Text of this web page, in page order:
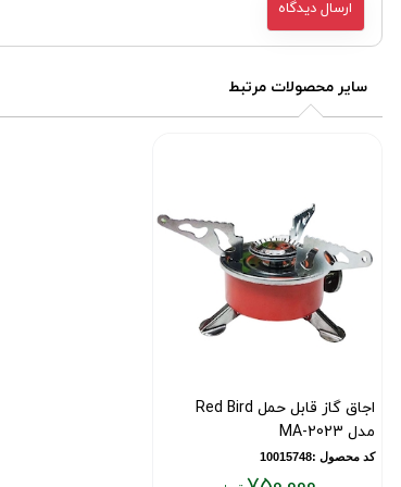
سایر محصولات مرتبط
اجاق گاز قابل حمل Red Bird
مدل MA-2023
کد محصول :10015748